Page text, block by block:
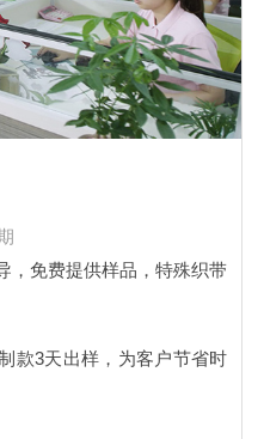
，免费提供样品，特殊织带
款3天出样，为客户节省时